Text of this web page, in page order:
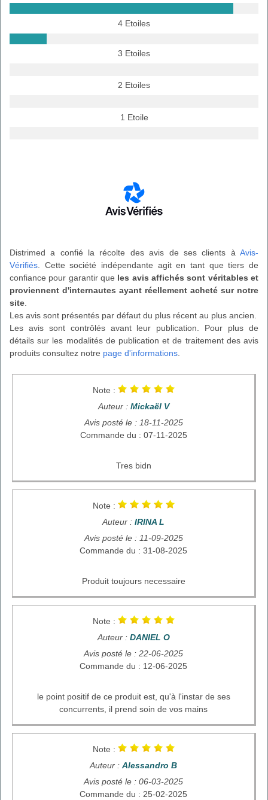
4 Etoiles
3 Etoiles
2 Etoiles
1 Etoile
Distrimed a confié la récolte des avis de ses clients à Avis-
Vérifiés . Cette société indépendante agit en tant que tiers de
confiance pour garantir que les avis affichés sont véritables et
proviennent d'internautes ayant réellement acheté sur notre
site
Les avis sont présentés par défaut du plus récent au plus ancien.
Les avis sont contrôlés avant leur publication. Pour plus de
détails sur les modalités de publication et de traitement des avis
produits consultez notre page d'informations
Note :
Auteur : Mickaël V
Avis posté le : 18-11-2025
Commande du : 07-11-2025
Tres bidn
Note :
Auteur : IRINA L
Avis posté le : 11-09-2025
Commande du : 31-08-2025
Produit toujours necessaire
Note :
Auteur : DANIEL O
Avis posté le : 22-06-2025
Commande du : 12-06-2025
le point positif de ce produit est, qu'à l'instar de ses
concurrents, il prend soin de vos mains
Note :
Auteur : Alessandro B
Avis posté le : 06-03-2025
Commande du : 25-02-2025